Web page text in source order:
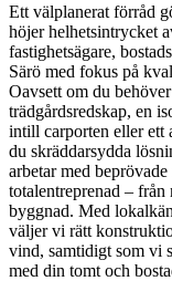
Ett välplanerat förråd
höjer helhetsintrycket
fastighetsägare,
Särö med fokus på
Oavsett om du
trädgårdsredskap, en
intill carporten eller ett
du skräddarsydda
arbetar med
totalentreprenad –
byggnad. Med
väljer vi rätt
vind, samtidigt som vi
med din tomt och